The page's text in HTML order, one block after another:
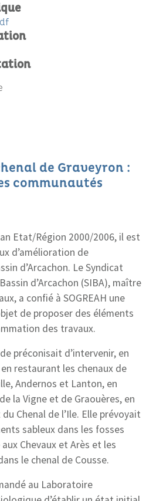
de Graveyron :
communautés
Etat/Région 2000/2006, il est
d’amélioration de
d’Arcachon. Le Syndicat
d’Arcachon (SIBA), maître
a confié à SOGREAH une
de proposer des éléments
des travaux.
préconisait d’intervenir, en
restaurant les chenaux de
Andernos et Lanton, en
la Vigne et de Graouères, en
Chenal de l’Ile. Elle prévoyait
sableux dans les fosses
Chevaux et Arès et les
le chenal de Cousse.
au Laboratoire